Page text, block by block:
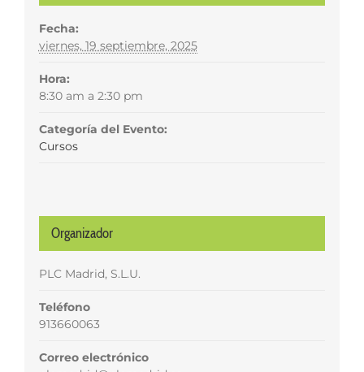
Fecha:
viernes, 19 septiembre, 2025
Hora:
8:30 am a 2:30 pm
Categoría del Evento:
Cursos
Organizador
PLC Madrid, S.L.U.
Teléfono
913660063
Correo electrónico